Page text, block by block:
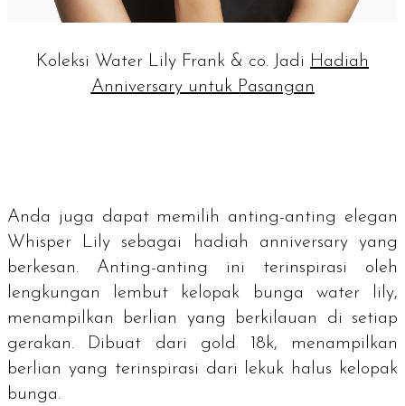
Koleksi Water Lily Frank & co. Jadi Hadiah
Anniversary untuk Pasangan
Anda juga dapat memilih anting-anting elegan
Whisper Lily sebagai hadiah anniversaryyang
berkesan. Anting-anting ini terinspirasi oleh
lengkungan lembut kelopak bunga water lily,
menampilkan berlian yang berkilauan di setiap
gerakan. Dibuat dari gold 18k, menampilkan
berlian yang terinspirasi dari lekuk halus kelopak
bunga.